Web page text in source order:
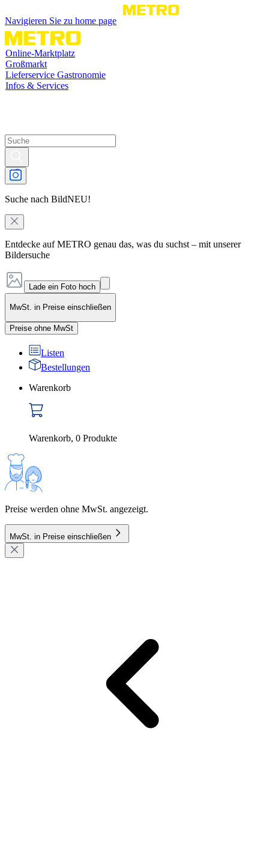
Navigieren Sie zu home page
Online-Marktplatz
Großmarkt
Lieferservice Gastronomie
Infos & Services
Suche nach BildNEU!
Entdecke auf METRO genau das, was du suchst – mit unserer
Bildersuche
Lade ein Foto hoch
MwSt. in Preise einschließen
Preise ohne MwSt
Listen
Bestellungen
Warenkorb
Warenkorb, 0 Produkte
Preise werden ohne MwSt. angezeigt.
MwSt. in Preise einschließen